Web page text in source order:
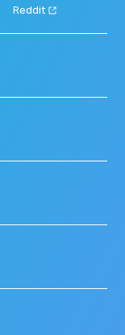
Reddit